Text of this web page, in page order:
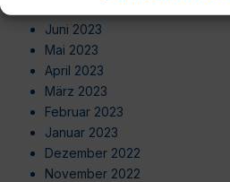
Juni 2023
Mai 2023
April 2023
März 2023
Februar 2023
Januar 2023
Dezember 2022
November 2022